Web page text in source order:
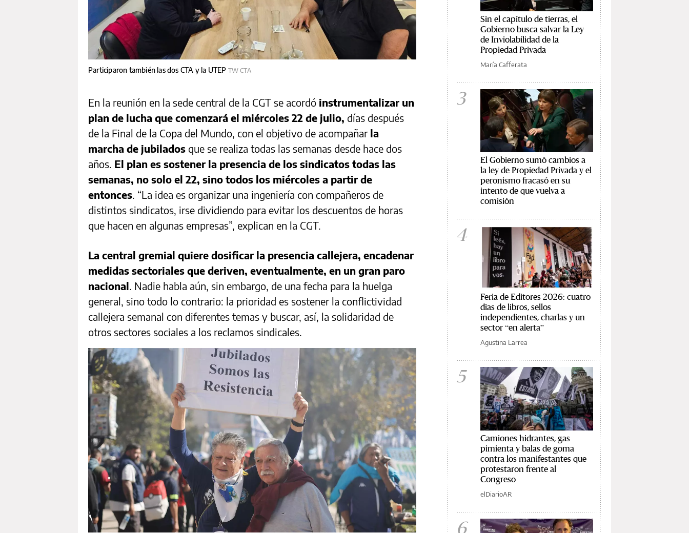
Participaron también las dos CTA y la UTEP TW CTA
En la reunión en la sede central de la CGT se acordó instrumentalizar un
plan de lucha que comenzará el miércoles 22 de julio, días después
de la Final de la Copa del Mundo, con el objetivo de acompañarla
marcha de jubilados que se realiza todas las semanas desde hace dos
años. El plan es sostener la presencia de los sindicatos todas las
semanas, no solo el 22, sino todos los miércoles a partir de
entonces. “La idea es organizar una ingeniería con compañeros de
distintos sindicatos, irse dividiendo para evitar los descuentos de horas
que hacen en algunas empresas”, explican en la CGT.
La central gremial quiere dosificar la presencia callejera, encadenar
medidas sectoriales que deriven, eventualmente, en un gran paro
nacional. Nadie habla aún, sin embargo, de una fecha para la huelga
general, sino todo lo contrario: la prioridad es sostener la conflictividad
callejera semanal con diferentes temas y buscar, así, la solidaridad de
otros sectores sociales a los reclamos sindicales.
Sin el capítulo de tierras, el
Gobierno busca salvar la Ley
de Inviolabilidad de la
Propiedad Privada
María Cafferata
3
El Gobierno sumó cambios a
la ley de Propiedad Privada y el
peronismo fracasó en su
intento de que vuelva a
comisión
4
Feria de Editores 2026: cuatro
días de libros, sellos
independientes, charlas y un
sector “en alerta”
Agustina Larrea
5
Camiones hidrantes, gas
pimienta y balas de goma
contra los manifestantes que
protestaron frente al
Congreso
elDiarioAR
6